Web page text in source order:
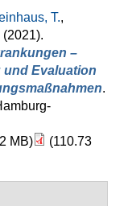
T.,
(2021).
–
Evaluation
.
MB)
(110.73